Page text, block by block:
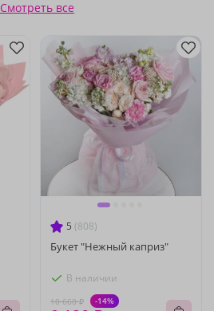
Смотреть все
5 (808)
Букет "Нежный каприз"
В наличии
10 660 ₽ -14%